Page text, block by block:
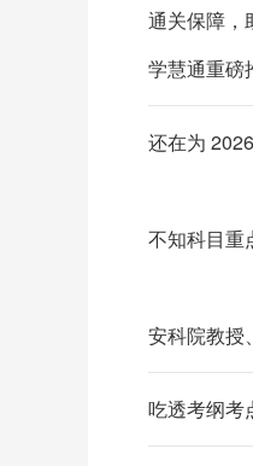
通关保障，
学慧通重磅
还在为
不知科目重
安科院教授
吃透考纲考